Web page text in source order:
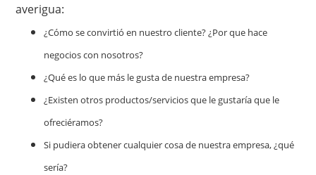
averigua:
¿Cómo se convirtió en nuestro cliente? ¿Por que hace
negocios con nosotros?
¿Qué es lo que más le gusta de nuestra empresa?
¿Existen otros productos/servicios que le gustaría que le
ofreciéramos?
Si pudiera obtener cualquier cosa de nuestra empresa, ¿qué
sería?